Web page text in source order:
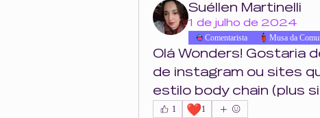
Suéllen Martinelli
1 de julho de 2024
Comentarista Musa da
Olá Wonders! Gostaria
de instagram ou sites
estilo body chain (plus
1 ❤️1